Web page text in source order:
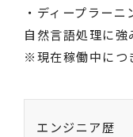
・ディープラーニ
自然言語処理に強
※現在稼働中につ
エンジニア歴